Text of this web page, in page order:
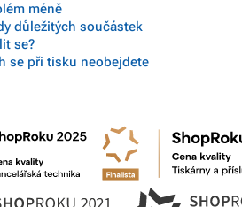
méně
důležitých součástek
se?
se při tisku neobejdete